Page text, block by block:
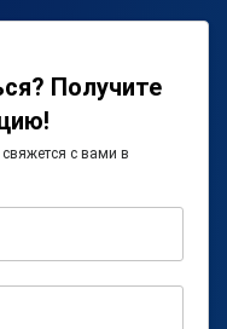
Получите
с вами в